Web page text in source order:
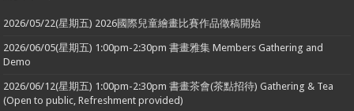
2026/05/22(星期五) 2026國際兒童繪畫比賽作品徵稿開始
2026/06/05(星期五) 1:00pm-2:30pm 書畫雅集 Members Gathering and
Demo
2026/06/12(星期五) 1:00pm-2:30pm 書畫茶會(茶點招待) Gathering & Tea
(Open to public, Refreshment provided)